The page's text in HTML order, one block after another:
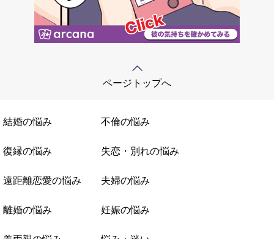
ページトップへ
結婚の悩み 不倫の悩み
復縁の悩み 失恋・別れの悩み
遠距離恋愛の悩み 夫婦の悩み
離婚の悩み 妊娠の悩み